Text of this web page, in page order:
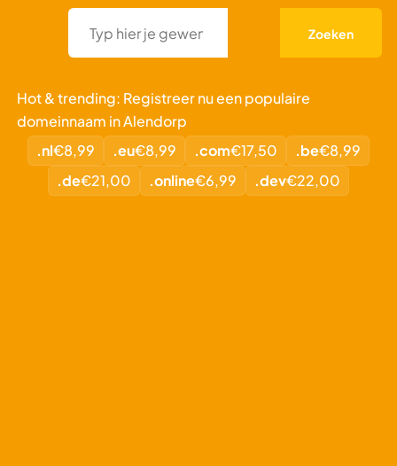
Zoeken
Hot & trending: Registreer nu een populaire
domeinnaam in Alendorp
.nl€8,99 .eu€8,99 .com€17,50 .be€8,99
.de€21,00 .online€6,99 .dev€22,00